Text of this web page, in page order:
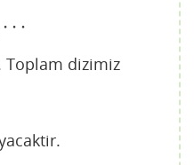
⋯
dizimiz